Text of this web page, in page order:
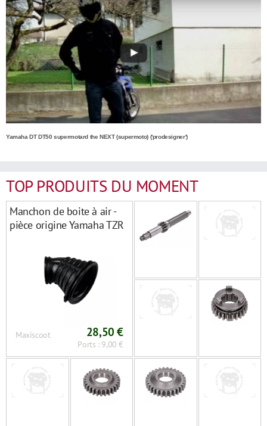
Yamaha DT DT50 supermotard the NEXT (supermoto) ('prodesigner')
TOP PRODUITS DU MOMENT
Manchon de boite à air -
pièce origine Yamaha TZR
Maxiscoot 28,50 €
Ports : 9,00 €